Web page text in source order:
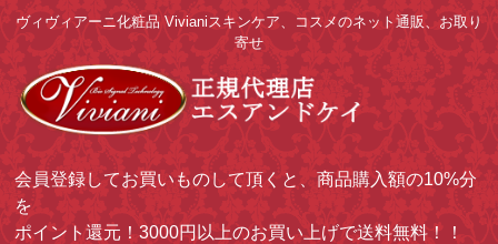
ヴィヴィアーニ化粧品 Vivianiスキンケア、コスメのネット通販、お取り
寄せ
会員登録してお買いものして頂くと、商品購入額の10%分
を
ポイント還元！3000円以上のお買い上げで送料無料！！